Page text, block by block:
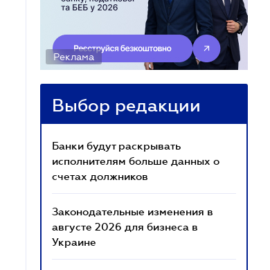
Реклама
Выбор редакции
Банки будут раскрывать
исполнителям больше данных о
счетах должников
Законодательные изменения в
августе 2026 для бизнеса в
Украине